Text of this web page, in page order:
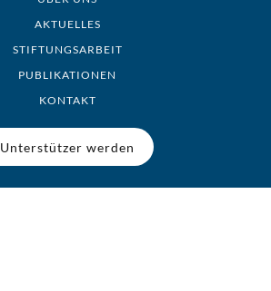
AKTUELLES
STIFTUNGSARBEIT
PUBLIKATIONEN
KONTAKT
Unterstützer werden